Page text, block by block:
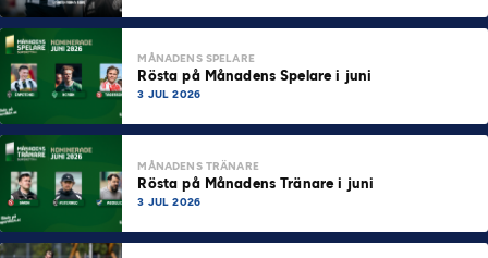
MÅNADENS SPELARE
Rösta på Månadens Spelare i juni
3 JUL 2026
MÅNADENS TRÄNARE
Rösta på Månadens Tränare i juni
3 JUL 2026